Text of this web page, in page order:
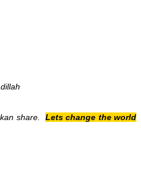
share. Lets change the world